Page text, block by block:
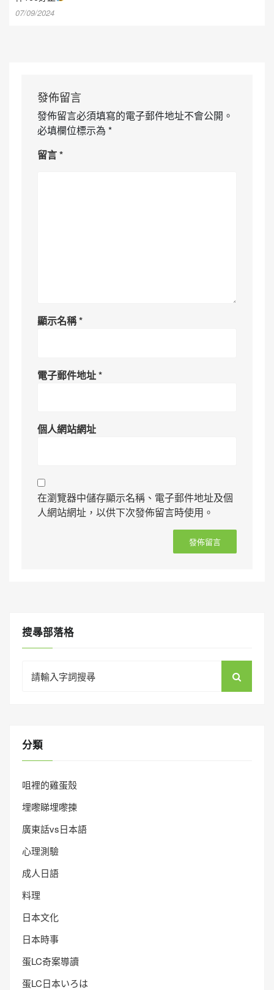
07/09/2024
發佈留言
發佈留言必須填寫的電子郵件地址不會公開。
必填欄位標示為 *
留言*
顯示名稱*
電子郵件地址*
個人網站網址
在瀏覽器中儲存顯示名稱、電子郵件地址及個
人網站網址，以供下次發佈留言時使用。
搜㝷部落格
for:
分類
咀裡的雞蛋殼
埋嚟睇埋嚟揀
廣東話vs日本語
心理測驗
成人日語
料理
日本文化
日本時事
蛋LC奇案導讀
蛋LC日本いろは